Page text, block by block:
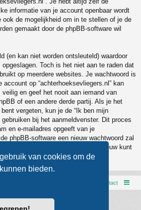
van cookies om de
bieden.
informatie van je account openbaar wordt
ook de mogelijkheid om in te stellen of je de
gemaakt door de phpBB-software wil
(en kan niet worden ontsleuteld) waardoor
Toch is het niet aan te raden dat
op meerdere websites. Je wachtwoord is
account op “achterhoeksevliegers.nl” kan
en geef het nooit aan iemand van
of een andere derde partij. Als je het
vergeten, kun je de “Ik ben mijn
gebruiken bij het aanmeldvenster. Dit proces
en e-mailadres opgeeft van je
phpBB-software een nieuw wachtwoord zal
het e-mailadres, zodat je je opnieuw kunt
Contact
® Forum Software © phpBB Limited
Arty- phpBB 3.3 door MrGaby